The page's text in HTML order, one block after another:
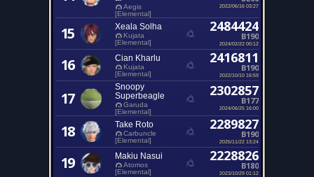
Aegis
[Elemental]
2022/06/16 03:27
15 Xeala Solha
Kujata
[Elemental]
2484424
B190
2024/02/22 00:12
16 Cian Kharlu
Kujata
[Elemental]
2416811
B190
2022/10/10 16:59
17
Snoopy
Superbeagle
Garuda
[Elemental]
2302857
B177
2024/06/25 16:00
18 Take Roto
Carbuncle
[Elemental]
2289827
B190
2025/11/22 13:24
19 Makiu Nasui
Atomos
[Elemental]
2228826
B180
2023/10/29 01:12